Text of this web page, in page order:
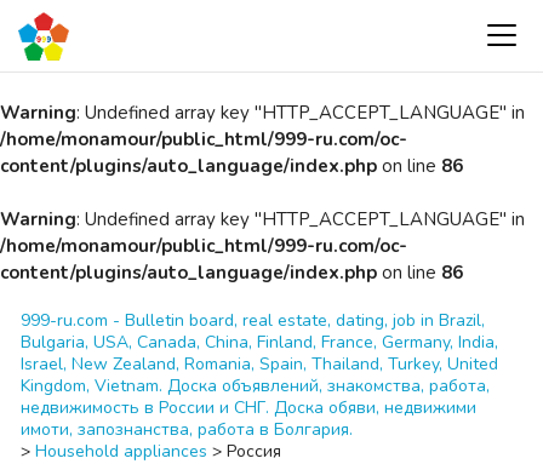
Warning: Undefined array key "HTTP_ACCEPT_LANGUAGE" in
/home/monamour/public_html/999-ru.com/oc-
content/plugins/auto_language/index.php on line 86
Warning: Undefined array key "HTTP_ACCEPT_LANGUAGE" in
/home/monamour/public_html/999-ru.com/oc-
content/plugins/auto_language/index.php on line 86
999-ru.com - Bulletin board, real estate, dating, job in Brazil,
Bulgaria, USA, Canada, China, Finland, France, Germany, India,
Israel, New Zealand, Romania, Spain, Thailand, Turkey, United
Kingdom, Vietnam. Доска объявлений, знакомства, работа,
недвижимость в России и СНГ. Доска обяви, недвижими
имоти, запознанства, работа в Болгария.
> Household appliances > Россия